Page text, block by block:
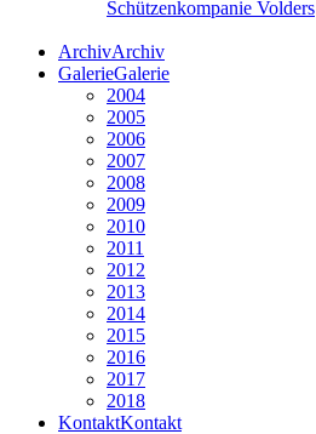
Schützenkompanie Volders
ArchivArchiv
GalerieGalerie
2004
2005
2006
2007
2008
2009
2010
2011
2012
2013
2014
2015
2016
2017
2018
KontaktKontakt